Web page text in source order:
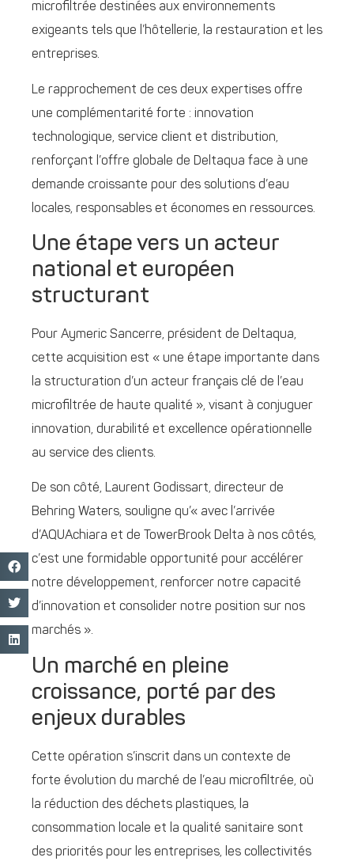
microfiltrée destinées aux environnements
exigeants tels que l’hôtellerie, la restauration et les
entreprises.
Le rapprochement de ces deux expertises offre
une complémentarité forte : innovation
technologique, service client et distribution,
renforçant l’offre globale de Deltaqua face à une
demande croissante pour des solutions d’eau
locales, responsables et économes en ressources.
Une étape vers un acteur
national et européen
structurant
Pour Aymeric Sancerre, président de Deltaqua,
cette acquisition est « une étape importante dans
la structuration d’un acteur français clé de l’eau
microfiltrée de haute qualité », visant à conjuguer
innovation, durabilité et excellence opérationnelle
au service des clients.
De son côté, Laurent Godissart, directeur de
Behring Waters, souligne qu’« avec l’arrivée
d’AQUAchiara et de TowerBrook Delta à nos côtés,
c’est une formidable opportunité pour accélérer
notre développement, renforcer notre capacité
d’innovation et consolider notre position sur nos
marchés ».
Un marché en pleine
croissance, porté par des
enjeux durables
Cette opération s’inscrit dans un contexte de
forte évolution du marché de l’eau microfiltrée, où
la réduction des déchets plastiques, la
consommation locale et la qualité sanitaire sont
des priorités pour les entreprises, les collectivités